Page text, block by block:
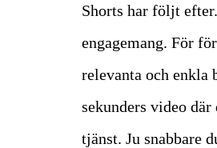
Shorts har följt
engagemang. För
relevanta och enkla
sekunders video
tjänst. Ju snabbare